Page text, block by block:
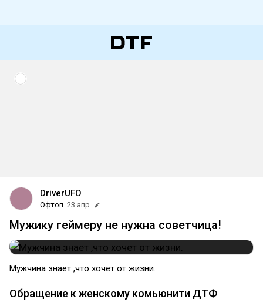
DriverUFO
Офтоп 23 апр
Мужику геймеру не нужна советчица!
Мужчина знает ,что хочет от жизни.
Обращение к женскому комьюнити ДТФ